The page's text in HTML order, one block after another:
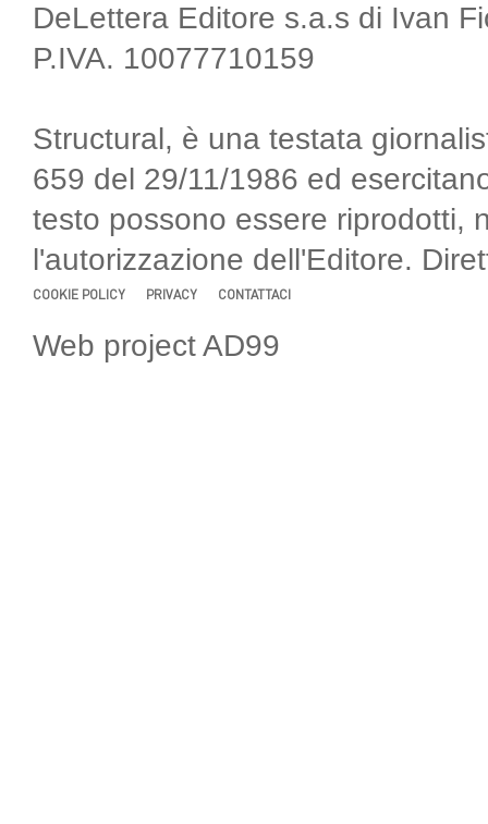
DeLettera Editore s.a.s di Ivan
P.IVA. 10077710159
Structural, è una testata
659 del 29/11/1986 ed
testo possono essere riprodotti,
l'autorizzazione dell'Editore.
COOKIE POLICY PRIVACY CONTATTACI
Web project AD99